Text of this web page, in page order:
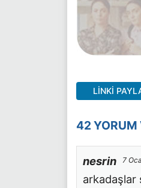
LINKI
42 YORUM
nesrin 7